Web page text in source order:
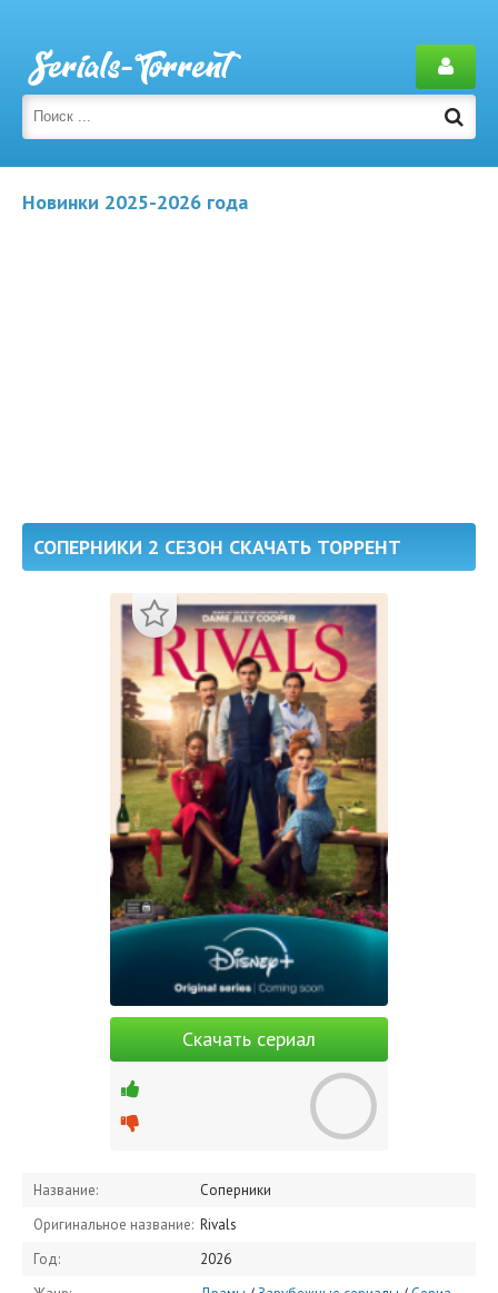
Новинки 2025-2026 года
СОПЕРНИКИ 2 СЕЗОН СКАЧАТЬ ТОРРЕНТ
Скачать сериал
Название:
Соперники
Оригинальное название: Rivals
Год:
2026